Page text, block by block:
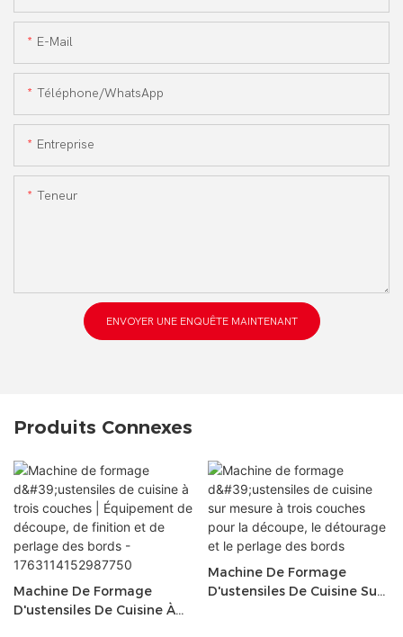
E-Mail
Téléphone/WhatsApp
Entreprise
Teneur
ENVOYER UNE ENQUÊTE MAINTENANT
Produits Connexes
Machine De Formage
D'ustensiles De Cuisine À
Machine De Formage
D'ustensiles De Cuisine Sur